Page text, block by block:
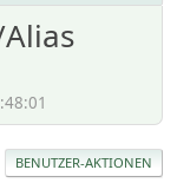
BENUTZER-AKTIONEN